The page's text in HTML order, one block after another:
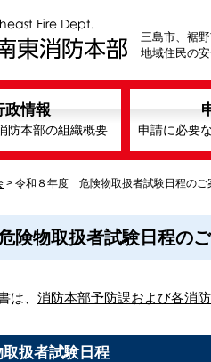
三島市、裾
地域住民の
政情報
防本部の組織概要 申請に必要
> 令和８年度 危険物取扱者試験日程のご
険物取扱者試験日程の
は、 消防本部予防課および各消
扱者試験日程